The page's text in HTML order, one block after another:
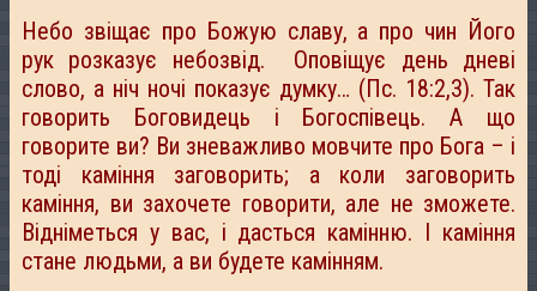
Небо звіщає про Божую славу, а про чин Його
рук розказує небозвід. Оповіщує день дневі
слово, а ніч ночі показує думку… (Пс. 18:2,3). Так
говорить Боговидець і Богоспівець. А що
говорите ви? Ви зневажливо мовчите про Бога – і
тоді каміння заговорить; а коли заговорить
каміння, ви захочете говорити, але не зможете.
Відніметься у вас, і дасться камінню. І каміння
стане людьми, а ви будете камінням.